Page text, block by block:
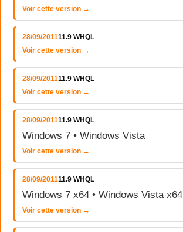
Voir cette version →
28/09/201111.9 WHQL
Voir cette version →
28/09/201111.9 WHQL
Voir cette version →
28/09/201111.9 WHQL
Windows 7 • Windows Vista
Voir cette version →
28/09/201111.9 WHQL
Windows 7 x64 • Windows Vista x64
Voir cette version →